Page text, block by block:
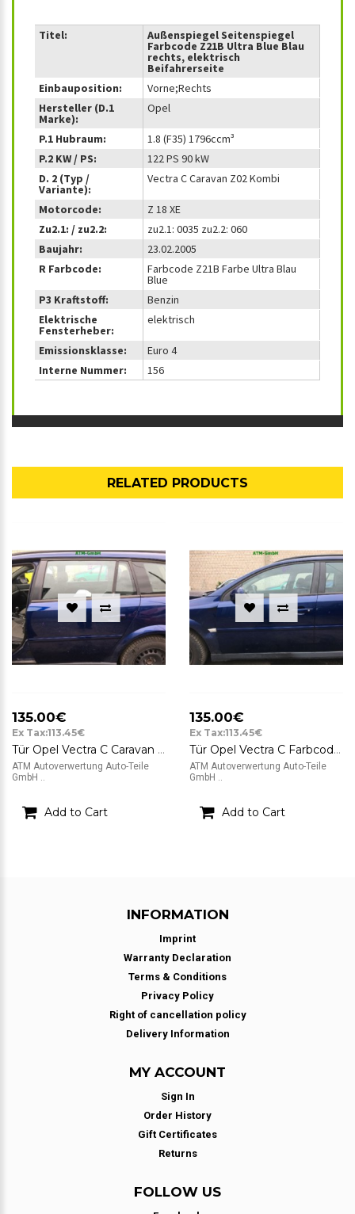
Titel: Außenspiegel Seitenspiegel
Farbcode Z21B Ultra Blue Blau
rechts, elektrisch
Beifahrerseite
Einbauposition:
Vorne;Rechts
Hersteller (D.1
Marke):
Opel
P.1 Hubraum:
1.8 (F35) 1796ccm³
P.2 KW / PS:
122 PS 90 kW
D. 2 (Typ /
Variante):
Vectra C Caravan Z02 Kombi
Motorcode:
Z 18 XE
Zu2.1: / zu2.2:
zu2.1: 0035 zu2.2: 060
Baujahr:
23.02.2005
R Farbcode:
Farbcode Z21B Farbe Ultra Blau
Blue
P3 Kraftstoff:
Benzin
Elektrische
Fensterheber:
elektrisch
Emissionsklasse:
Euro 4
Interne Nummer:
156
RELATED PRODUCTS
135.00€
Ex Tax:113.45€
Tür Opel Vectra C Caravan Z02 Kombi Farbcode Z21B Ultra Blue Blau hinten links
ATM Autoverwertung Auto-Teile
GmbH ..
Add to Cart
135.00€
Ex Tax:113.45€
Tür Opel Vectra C Farbcode Z21B Ultra Blue Blau vorne links
ATM Autoverwertung Auto-Teile
GmbH ..
Add to Cart
INFORMATION
Imprint
Warranty Declaration
Terms & Conditions
Privacy Policy
Right of cancellation policy
Delivery Information
MY ACCOUNT
Sign In
Order History
Gift Certificates
Returns
FOLLOW US